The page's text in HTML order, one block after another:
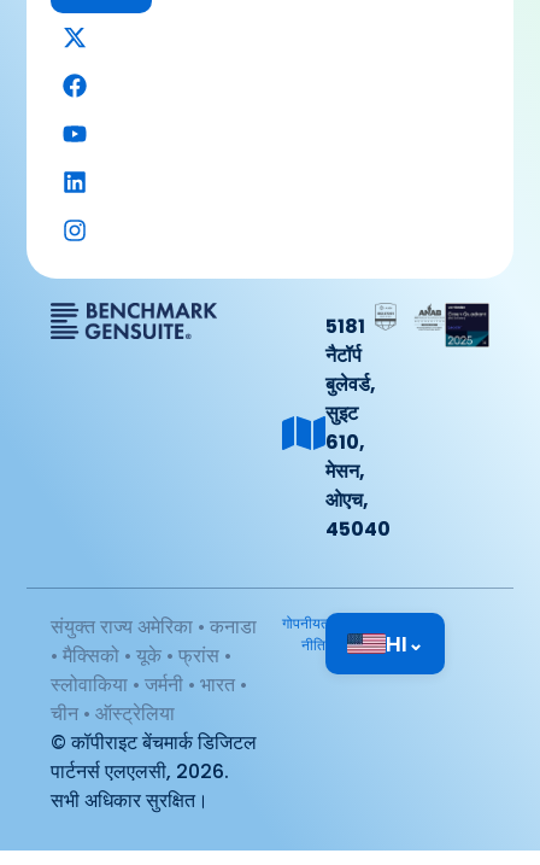
5181
नैटॉर्प
बुलेवर्ड,
सुइट
610,
मेसन,
ओएच,
45040
संयुक्त राज्य अमेरिका • कनाडा
• मैक्सिको • यूके • फ्रांस •
स्लोवाकिया • जर्मनी • भारत •
चीन • ऑस्ट्रेलिया
© कॉपीराइट बेंचमार्क डिजिटल
पार्टनर्स एलएलसी, 2026.
सभी अधिकार सुरक्षित।
गोपनीयता
नीति
HI⌄